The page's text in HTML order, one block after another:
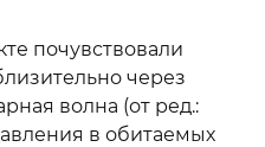
почувствовали
через
волна (от ред.:
в обитаемых